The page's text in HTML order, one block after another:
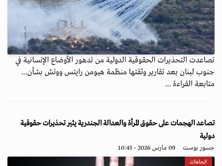
تصاعدت التحذيرات الحقوقية الدولية من تدهور الأوضاع الإنسانية في
جنوب لبنان بعد تقارير وثقتها منظمة هيومن رايتس ووتش بشأن...
متابعة القراءة ...
تصاعد الهجمات على حقوق المرأة والعدالة الجندرية يثير تحذيرات حقوقية
دولية
جسور بوست 09 مارس 2026 - 10:45
اتجاهات